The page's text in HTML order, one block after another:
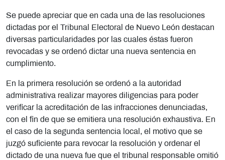
Se puede apreciar que en cada una de las resoluciones
dictadas por el Tribunal Electoral de Nuevo León destacan
diversas particularidades por las cuales éstas fueron
revocadas y se ordenó dictar una nueva sentencia en
cumplimiento.
En la primera resolución se ordenó a la autoridad
administrativa realizar mayores diligencias para poder
verificar la acreditación de las infracciones denunciadas,
con el fin de que se emitiera una resolución exhaustiva. En
el caso de la segunda sentencia local, el motivo que se
juzgó suficiente para revocar la resolución y ordenar el
dictado de una nueva fue que el tribunal responsable omitió